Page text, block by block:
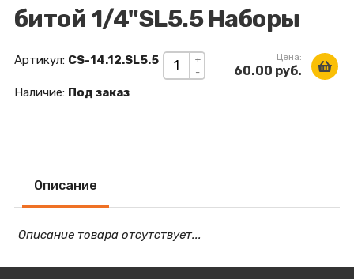
битой 1/4"SL5.5 Наборы
+
-
Цена:
60.00 руб.
Артикул: CS-14.12.SL5.5
Наличие: Под заказ
Описание
Описание товара отсутствует...